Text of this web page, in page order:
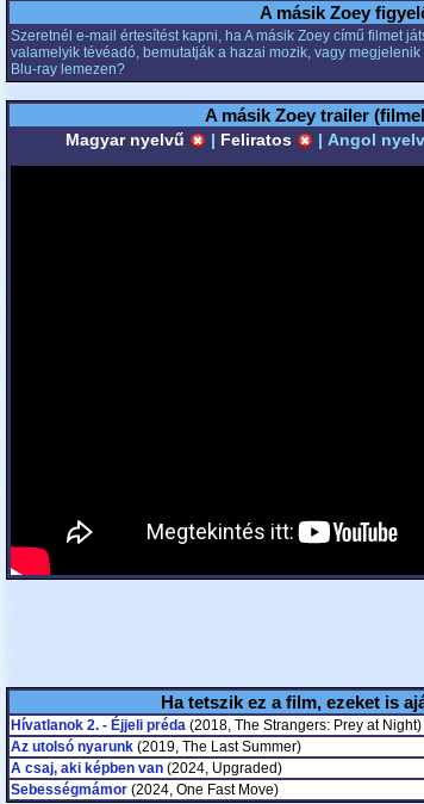
A másik Zoey
Szeretnél e-mail értesítést kapni, ha A másik Zoey című filmet
valamelyik tévéadó, bemutatják a hazai mozik, vagy megjelenik
Blu-ray lemezen?
A másik Zoey trailer
Magyar nyelvű | Feliratos | Angol
Ha tetszik ez a film, ezeket is
Hívatlanok 2. - Éjjeli préda(2018, The Strangers: Prey at Night)
Az utolsó nyarunk(2019, The Last Summer)
A csaj, aki képben van(2024, Upgraded)
Sebességmámor(2024, One Fast Move)